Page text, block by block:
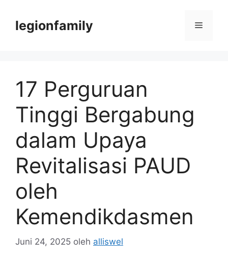
legionfamily Menu
17 Perguruan
Tinggi Bergabung
dalam Upaya
Revitalisasi PAUD
oleh
Kemendikdasmen
Juni 24, 2025 oleh alliswel